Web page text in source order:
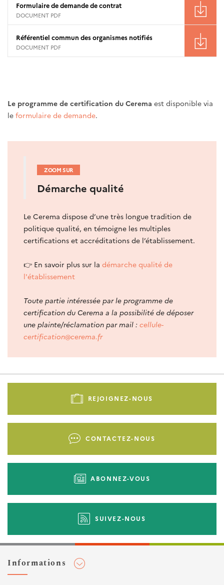
Formulaire de demande de contrat
DOCUMENT PDF
Référentiel commun des organismes notifiés
DOCUMENT PDF
Le programme de certification du Cerema est disponible via
le formulaire de demande.
ZOOM SUR
Démarche qualité
Le Cerema dispose d’une très longue tradition de
politique qualité, en témoigne les multiples
certifications et accréditations de l’établissement.
👉 En savoir plus sur la démarche qualité de
l'établissement
Toute partie intéressée par le programme de
certification du Cerema a la possibilité de déposer
une plainte/réclamation par mail : cellule-
certification@cerema.fr
Pied
-
REJOIGNEZ-NOUS
CONTACTEZ-NOUS
ABONNEZ-VOUS
SUIVEZ-NOUS
Informations